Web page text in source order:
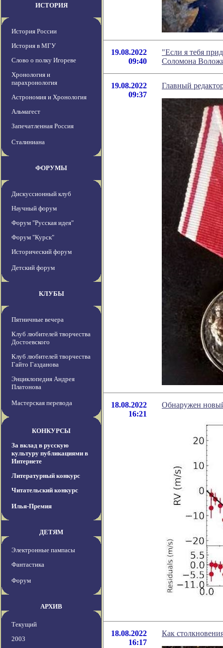
ИСТОРИЯ
История России
История в МГУ
Слово о полку Игореве
Хронология и
парахронология
Астрономия и Хронология
Альмагест
Запечатленная Россия
Сталиниана
ФОРУМЫ
Дискуссионный клуб
Научный форум
Форум "Русская идея"
Форум "Курск"
Исторический форум
Детский форум
КЛУБЫ
Пятничные вечера
Клуб любителей творчества
Достоевского
Клуб любителей творчества
Гайто Газданова
Энциклопедия Андрея
Платонова
Мастерская перевода
КОНКУРСЫ
За вклад в русскую
культуру публикациями в
Интернете
Литературный конкурс
Читательский конкурс
Илья-Премия
ДЕТЯМ
Электронные пампасы
Фантастика
Форум
АРХИВ
Текущий
2003
19.08.2022
09:40
"Если я тебя
Соломона
19.08.2022
09:37
Главный
18.08.2022
16:21
Обнаружен
18.08.2022
16:17
Как